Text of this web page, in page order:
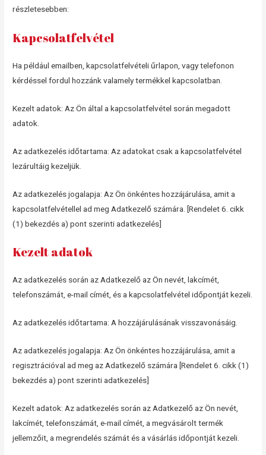
részletesebben:
Kapcsolatfelvétel
Ha például emailben, kapcsolatfelvételi űrlapon, vagy telefonon
kérdéssel fordul hozzánk valamely termékkel kapcsolatban.
Kezelt adatok: Az Ön által a kapcsolatfelvétel során megadott
adatok.
Az adatkezelés időtartama: Az adatokat csak a kapcsolatfelvétel
lezárultáig kezeljük.
Az adatkezelés jogalapja: Az Ön önkéntes hozzájárulása, amit a
kapcsolatfelvétellel ad meg Adatkezelő számára. [Rendelet 6. cikk
(1) bekezdés a) pont szerinti adatkezelés]
Kezelt adatok
Az adatkezelés során az Adatkezelő az Ön nevét, lakcímét,
telefonszámát, e-mail címét, és a kapcsolatfelvétel időpontját kezeli.
Az adatkezelés időtartama: A hozzájárulásának visszavonásáig.
Az adatkezelés jogalapja: Az Ön önkéntes hozzájárulása, amit a
regisztrációval ad meg az Adatkezelő számára [Rendelet 6. cikk (1)
bekezdés a) pont szerinti adatkezelés]
Kezelt adatok: Az adatkezelés során az Adatkezelő az Ön nevét,
lakcímét, telefonszámát, e-mail címét, a megvásárolt termék
jellemzőit, a megrendelés számát és a vásárlás időpontját kezeli.